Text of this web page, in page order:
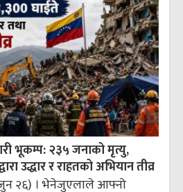
भूकम्प: २३५ जनाको मृत्यु,
उद्धार र राहतको अभियान तीव्र
२६) । भेनेजुएलाले आफ्नो